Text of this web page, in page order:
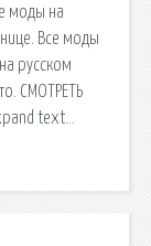
моды на
Все моды
русском
СМОТРЕТЬ
text…